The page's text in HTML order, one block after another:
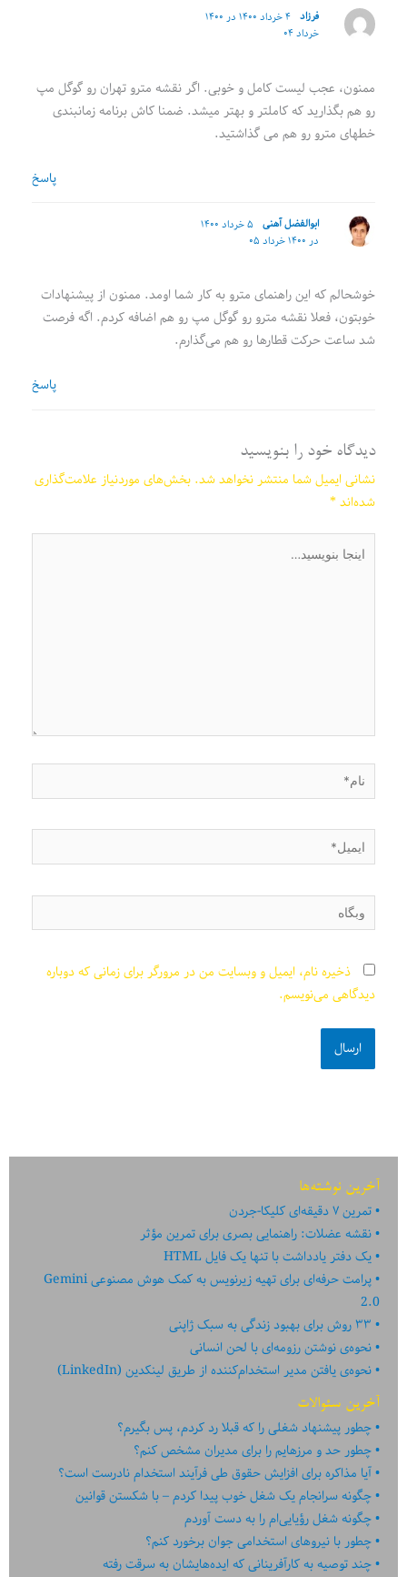
فرزاد
۴ خرداد ۱۴۰۰ در ۱۴۰۰
خرداد ۰۴
ممنون، عجب لیست کامل و خوبی. اگر نقشه مترو تهران رو گوگل مپ
رو هم بگذارید که کاملتر و بهتر میشد. ضمنا کاش برنامه زمانبندی
خطهای مترو رو هم می گذاشتید.
پاسخ
ابوالفضل آهنی
۵ خرداد ۱۴۰۰
در ۱۴۰۰ خرداد ۰۵
خوشحالم که این راهنمای مترو به کار شما اومد. ممنون از پیشنهادات
خوبتون، فعلا نقشه مترو رو گوگل مپ رو هم اضافه کردم. اگه فرصت
شد ساعت حرکت قطارها رو هم می‌گذارم.
پاسخ
دیدگاه‌ خود را بنویسید
نشانی ایمیل شما منتشر نخواهد شد. بخش‌های موردنیاز علامت‌گذاری
شده‌اند*
اینجا
بنویسید…
نام*
ایمیل*
وبگاه
ذخیره نام، ایمیل و وبسایت من در مرورگر برای زمانی که دوباره
دیدگاهی می‌نویسم.
آخرین نوشته‌ها
تمرین ۷ دقیقه‌ای کلیکا-جردن
نقشه عضلات: راهنمایی بصری برای تمرین مؤثر
یک دفتر یادداشت با تنها یک فایل HTML
پرامت حرفه‌ای برای تهیه زیرنویس به کمک هوش مصنوعی Gemini
2.0
۳۳ روش برای بهبود زندگی به سبک ژاپنی
نحوه‌ی نوشتن رزومه‌ای با لحن انسانی
نحوه‌ی یافتن مدیر استخدام‌کننده از طریق لینکدین (LinkedIn)
آخرین سئوالات
چطور پیشنهاد شغلی را که قبلا رد کردم، پس بگیرم؟
چطور حد و مرزهایم را برای مدیران مشخص کنم؟
آیا مذاکره برای افزایش حقوق طی فرآیند استخدام نادرست است؟
چگونه سرانجام یک شغل خوب پیدا کردم – با شکستن قوانین
چگونه شغل رؤیایی‌ام را به دست آوردم
چطور با نیروهای استخدامی جوان برخورد کنم؟
چند توصیه به کارآفرینانی که ایده‏‏‌‏‏‌هایشان به سرقت رفته